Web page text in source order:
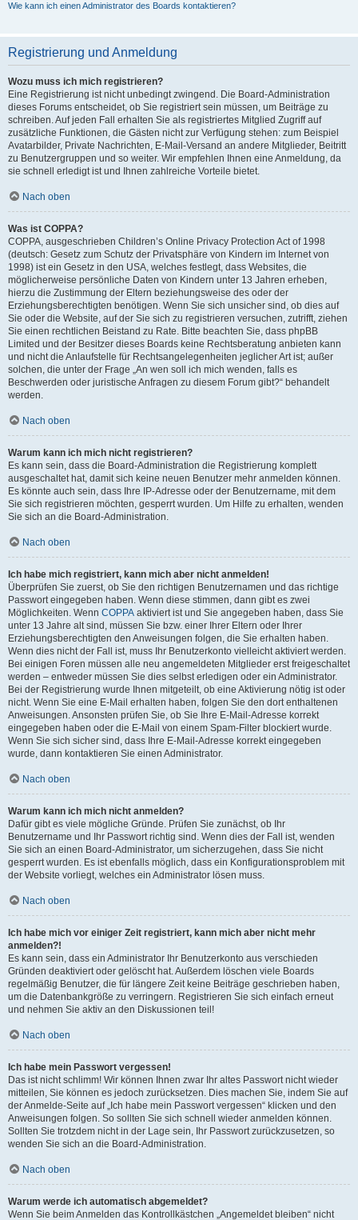
Wie kann ich einen Administrator des Boards kontaktieren?
Registrierung und Anmeldung
Wozu muss ich mich registrieren?
Eine Registrierung ist nicht unbedingt zwingend. Die Board-Administration
dieses Forums entscheidet, ob Sie registriert sein müssen, um Beiträge zu
schreiben. Auf jeden Fall erhalten Sie als registriertes Mitglied Zugriff auf
zusätzliche Funktionen, die Gästen nicht zur Verfügung stehen: zum Beispiel
Avatarbilder, Private Nachrichten, E-Mail-Versand an andere Mitglieder, Beitritt
zu Benutzergruppen und so weiter. Wir empfehlen Ihnen eine Anmeldung, da
sie schnell erledigt ist und Ihnen zahlreiche Vorteile bietet.
Nach oben
Was ist COPPA?
COPPA, ausgeschrieben Children’s Online Privacy Protection Act of 1998
(deutsch: Gesetz zum Schutz der Privatsphäre von Kindern im Internet von
1998) ist ein Gesetz in den USA, welches festlegt, dass Websites, die
möglicherweise persönliche Daten von Kindern unter 13 Jahren erheben,
hierzu die Zustimmung der Eltern beziehungsweise des oder der
Erziehungsberechtigten benötigen. Wenn Sie sich unsicher sind, ob dies auf
Sie oder die Website, auf der Sie sich zu registrieren versuchen, zutrifft, ziehen
Sie einen rechtlichen Beistand zu Rate. Bitte beachten Sie, dass phpBB
Limited und der Besitzer dieses Boards keine Rechtsberatung anbieten kann
und nicht die Anlaufstelle für Rechtsangelegenheiten jeglicher Art ist; außer
solchen, die unter der Frage „An wen soll ich mich wenden, falls es
Beschwerden oder juristische Anfragen zu diesem Forum gibt?“ behandelt
werden.
Nach oben
Warum kann ich mich nicht registrieren?
Es kann sein, dass die Board-Administration die Registrierung komplett
ausgeschaltet hat, damit sich keine neuen Benutzer mehr anmelden können.
Es könnte auch sein, dass Ihre IP-Adresse oder der Benutzername, mit dem
Sie sich registrieren möchten, gesperrt wurden. Um Hilfe zu erhalten, wenden
Sie sich an die Board-Administration.
Nach oben
Ich habe mich registriert, kann mich aber nicht anmelden!
Überprüfen Sie zuerst, ob Sie den richtigen Benutzernamen und das richtige
Passwort eingegeben haben. Wenn diese stimmen, dann gibt es zwei
Möglichkeiten. Wenn COPPA aktiviert ist und Sie angegeben haben, dass Sie
unter 13 Jahre alt sind, müssen Sie bzw. einer Ihrer Eltern oder Ihrer
Erziehungsberechtigten den Anweisungen folgen, die Sie erhalten haben.
Wenn dies nicht der Fall ist, muss Ihr Benutzerkonto vielleicht aktiviert werden.
Bei einigen Foren müssen alle neu angemeldeten Mitglieder erst freigeschaltet
werden – entweder müssen Sie dies selbst erledigen oder ein Administrator.
Bei der Registrierung wurde Ihnen mitgeteilt, ob eine Aktivierung nötig ist oder
nicht. Wenn Sie eine E-Mail erhalten haben, folgen Sie den dort enthaltenen
Anweisungen. Ansonsten prüfen Sie, ob Sie Ihre E-Mail-Adresse korrekt
eingegeben haben oder die E-Mail von einem Spam-Filter blockiert wurde.
Wenn Sie sich sicher sind, dass Ihre E-Mail-Adresse korrekt eingegeben
wurde, dann kontaktieren Sie einen Administrator.
Nach oben
Warum kann ich mich nicht anmelden?
Dafür gibt es viele mögliche Gründe. Prüfen Sie zunächst, ob Ihr
Benutzername und Ihr Passwort richtig sind. Wenn dies der Fall ist, wenden
Sie sich an einen Board-Administrator, um sicherzugehen, dass Sie nicht
gesperrt wurden. Es ist ebenfalls möglich, dass ein Konfigurationsproblem mit
der Website vorliegt, welches ein Administrator lösen muss.
Nach oben
Ich habe mich vor einiger Zeit registriert, kann mich aber nicht mehr
anmelden?!
Es kann sein, dass ein Administrator Ihr Benutzerkonto aus verschieden
Gründen deaktiviert oder gelöscht hat. Außerdem löschen viele Boards
regelmäßig Benutzer, die für längere Zeit keine Beiträge geschrieben haben,
um die Datenbankgröße zu verringern. Registrieren Sie sich einfach erneut
und nehmen Sie aktiv an den Diskussionen teil!
Nach oben
Ich habe mein Passwort vergessen!
Das ist nicht schlimm! Wir können Ihnen zwar Ihr altes Passwort nicht wieder
mitteilen, Sie können es jedoch zurücksetzen. Dies machen Sie, indem Sie auf
der Anmelde-Seite auf „Ich habe mein Passwort vergessen“ klicken und den
Anweisungen folgen. So sollten Sie sich schnell wieder anmelden können.
Sollten Sie trotzdem nicht in der Lage sein, Ihr Passwort zurückzusetzen, so
wenden Sie sich an die Board-Administration.
Nach oben
Warum werde ich automatisch abgemeldet?
Wenn Sie beim Anmelden das Kontrollkästchen „Angemeldet bleiben“ nicht